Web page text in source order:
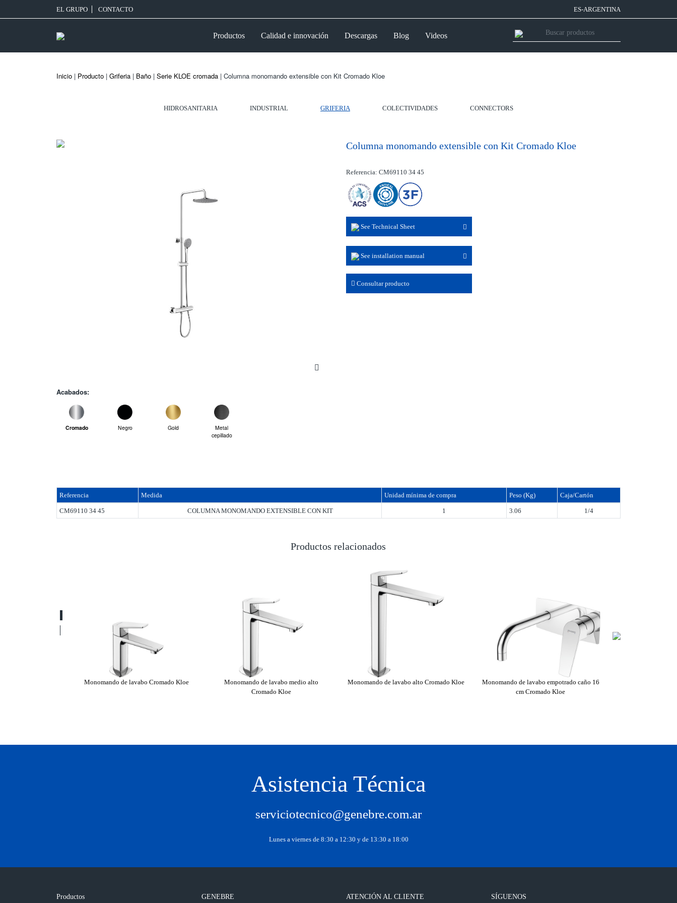
EL GRUPO CONTACTO ES-ARGENTINA
Productos Calidad e innovación Descargas Blog Videos
Inicio | Producto | Griferia | Baño | Serie KLOE cromada | Columna monomando extensible con Kit Cromado Kloe
HIDROSANITARIA INDUSTRIAL GRIFERIA COLECTIVIDADES CONNECTORS
Acabados:
Cromado Negro Gold
Metal
cepillado
Columna monomando extensible con Kit Cromado Kloe
Referencia: CM69110 34 45
See Technical Sheet
See installation manual
Consultar producto
Referencia Medida Unidad mínima de compra Peso (Kg) Caja/Cartón
CM69110 34 45 COLUMNA MONOMANDO EXTENSIBLE CON KIT 1 3.06 1/4
Productos relacionados
Monomando de lavabo Cromado Kloe
Monomando de lavabo medio alto
Cromado Kloe
Monomando de lavabo alto Cromado Kloe
Monomando de lavabo empotrado caño 16
cm Cromado Kloe
Asistencia Técnica
serviciotecnico@genebre.com.ar
Lunes a viernes de 8:30 a 12:30 y de 13:30 a 18:00
Productos GENEBRE ATENCIÓN AL CLIENTE SÍGUENOS